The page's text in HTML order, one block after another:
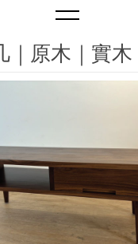
板
原木｜實木
｜原木｜實木